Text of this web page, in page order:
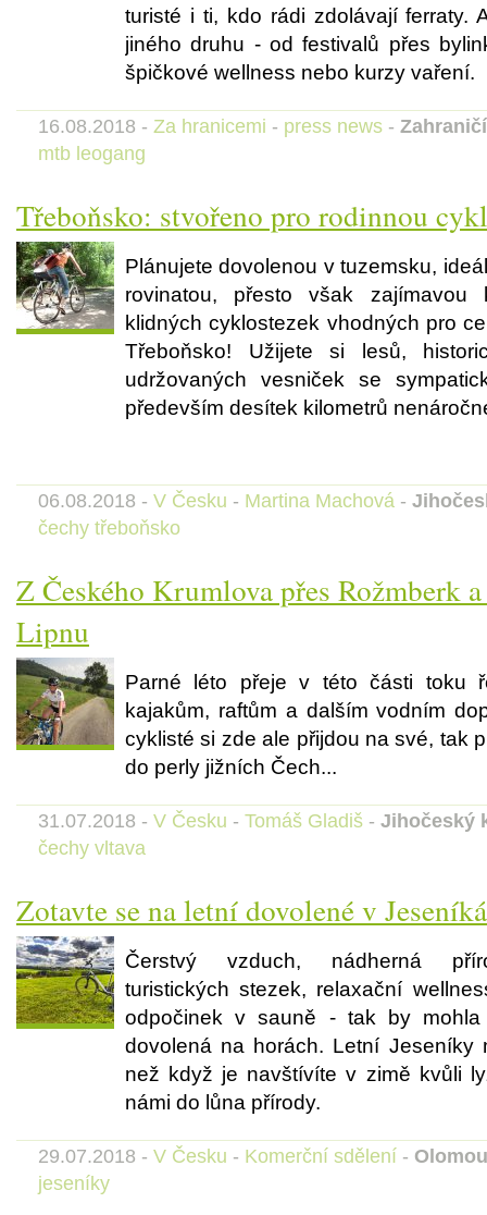
turisté i ti, kdo rádi zdolávají ferraty.
jiného druhu - od festivalů přes
špičkové wellness nebo kurzy vaření.
16.08.2018 - Za hranicemi - press news - Zahraničí
mtb leogang
Třeboňsko: stvořeno pro rodinnou
Plánujete dovolenou v tuzemsku,
rovinatou, přesto však zajímavou
klidných cyklostezek vhodných pro
Třeboňsko! Užijete si lesů,
udržovaných vesniček se
především desítek kilometrů
06.08.2018 - V Česku - Martina Machová -
čechy třeboňsko
Z Českého Krumlova přes Rožmberk
Lipnu
Parné léto přeje v této části toku
kajakům, raftům a dalším vodním
cyklisté si zde ale přijdou na své, tak
do perly jižních Čech...
31.07.2018 - V Česku - Tomáš Gladiš - Jihočeský
čechy vltava
Zotavte se na letní dovolené v
Čerstvý vzduch, nádherná
turistických stezek, relaxační
odpočinek v sauně - tak by
dovolená na horách. Letní Jeseníky
než když je navštívíte v zimě kvůli
námi do lůna přírody.
29.07.2018 - V Česku - Komerční sdělení -
jeseníky